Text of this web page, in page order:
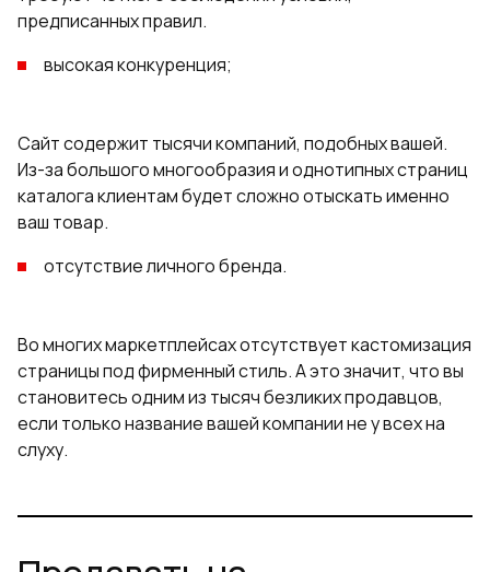
предписанных правил.
высокая конкуренция;
Сайт содержит тысячи компаний, подобных вашей.
Из-за большого многообразия и однотипных страниц
каталога клиентам будет сложно отыскать именно
ваш товар.
отсутствие личного бренда.
Во многих маркетплейсах отсутствует кастомизация
страницы под фирменный стиль. А это значит, что вы
становитесь одним из тысяч безликих продавцов,
если только название вашей компании не у всех на
слуху.